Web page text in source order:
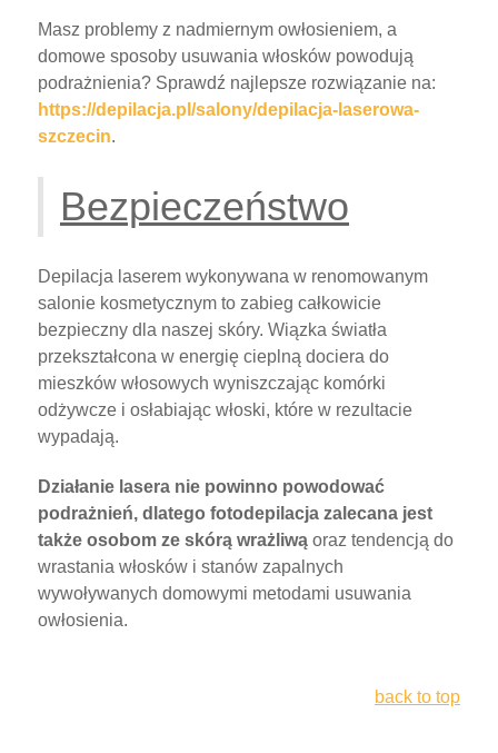
Masz problemy z nadmiernym owłosieniem, a
domowe sposoby usuwania włosków powodują
podrażnienia? Sprawdź najlepsze rozwiązanie na:
https://depilacja.pl/salony/depilacja-laserowa-
szczecin.
Bezpieczeństwo
Depilacja laserem wykonywana w renomowanym
salonie kosmetycznym to zabieg całkowicie
bezpieczny dla naszej skóry. Wiązka światła
przekształcona w energię cieplną dociera do
mieszków włosowych wyniszczając komórki
odżywcze i osłabiając włoski, które w rezultacie
wypadają.
Działanie lasera nie powinno powodować
podrażnień, dlatego fotodepilacja zalecana jest
także osobom ze skórą wrażliwą oraz tendencją do
wrastania włosków i stanów zapalnych
wywoływanych domowymi metodami usuwania
owłosienia.
back to top